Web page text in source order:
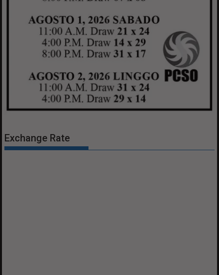
Exchange Rate